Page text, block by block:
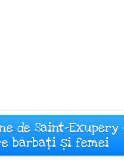
de Saint-
bărbați și femei